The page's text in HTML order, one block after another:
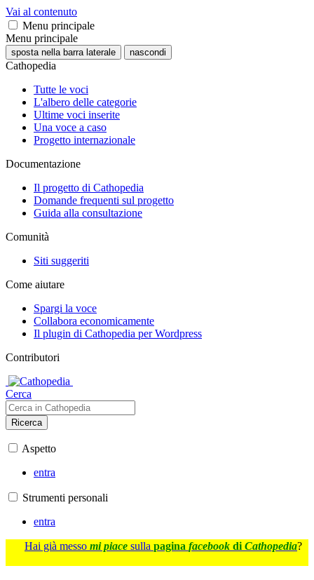
Vai al contenuto
Menu principale
Menu principale
sposta nella barra laterale nascondi
Cathopedia
Tutte le voci
L'albero delle categorie
Ultime voci inserite
Una voce a caso
Progetto internazionale
Documentazione
Il progetto di Cathopedia
Domande frequenti sul progetto
Guida alla consultazione
Comunità
Siti suggeriti
Come aiutare
Spargi la voce
Collabora economicamente
Il plugin di Cathopedia per Wordpress
Contributori
Cerca
Ricerca
Aspetto
entra
Strumenti personali
entra
Hai già messo mi piace sulla pagina facebook di Cathopedia?